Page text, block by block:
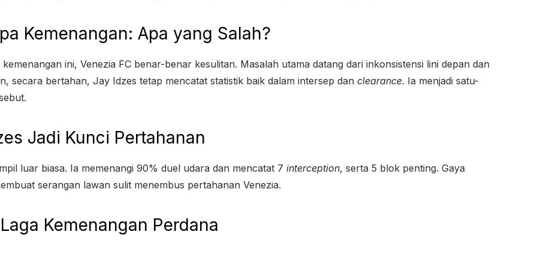
Kemenangan: Apa yang Salah?
ini, Venezia FC benar-benar kesulitan. Masalah utama datang dari inkonsistensi lini depan dan
secara bertahan, Jay Idzes tetap mencatat statistik baik dalam intersep dan clearance. Ia menjadi satu-
Jadi Kunci Pertahanan
luar biasa. Ia memenangi 90% duel udara dan mencatat 7 interception, serta 5 blok penting. Gaya
serangan lawan sulit menembus pertahanan Venezia.
Kemenangan Perdana